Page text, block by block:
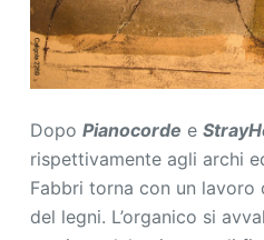
Dopo Pianocorde e
rispettivamente agli archi
Fabbri torna con un lavoro
del legni. L’organico si